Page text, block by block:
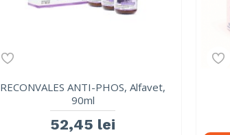
RECONVALES ANTI-PHOS, Alfavet,
90ml
52,45 lei